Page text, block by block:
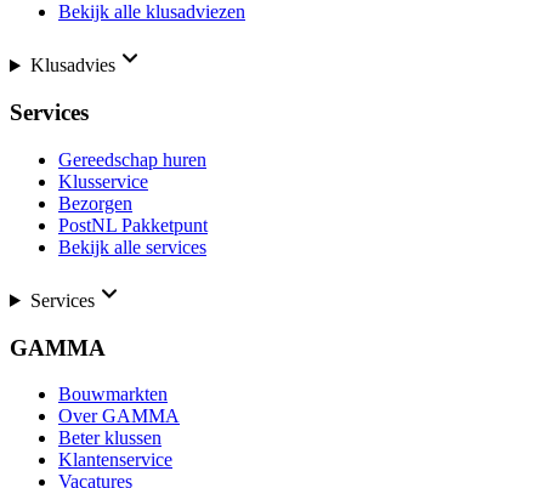
Bekijk alle klusadviezen
Klusadvies
Services
Gereedschap huren
Klusservice
Bezorgen
PostNL Pakketpunt
Bekijk alle services
Services
GAMMA
Bouwmarkten
Over GAMMA
Beter klussen
Klantenservice
Vacatures